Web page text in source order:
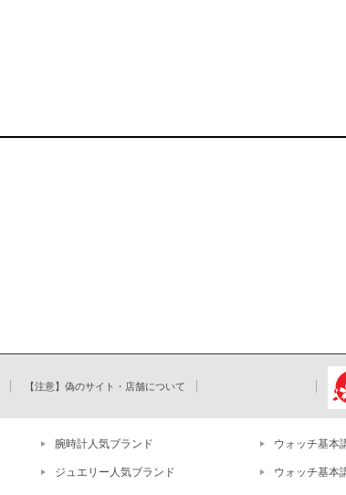
【注意】偽のサイト・店舗について
腕時計人気ブランド
ジュエリー人気ブランド
ウォッチ基本
ウォッチ基本